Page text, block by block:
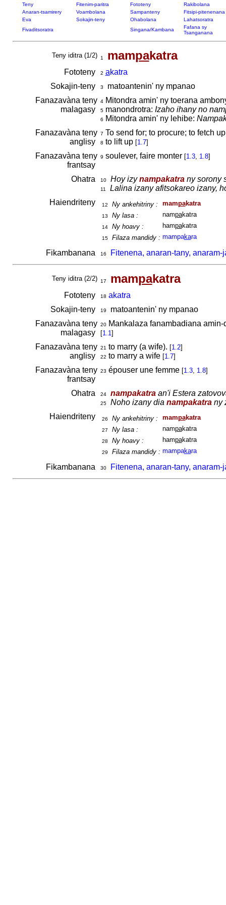
Teny Fitenim-paritra Fototeny
Rakibolana
Anaran-tsamirery
Voambolana Sampanteny
Fitsipi-pitenenana
Eva
Sokajin-teny Ohabolana
Lahatsoratra
Fivaditsoratra
Singana/Kambana
Fafana sy
Tsanganana
Teny iditra (1/2) 1 mampakatra
Fototeny 2 akatra
Sokajin-teny
3
matoantenin' ny mpanao
Fanazavàna teny
malagasy
4Mitondra amin' ny toerana
5manondrotra: Izaho ihany no
6 Mitondra amin' ny lehibe:
Fanazavàna teny
anglisy
7 To send for; to procure; to fetch
8 to lift up [1.7]
Fanazavàna teny
frantsay
9 soulever, faire monter [1.3, 1.8]
Ohatra 10 Hoy izynampakatrany sorony
11
Lalina izany afitsokareo izany,
Haiendriteny
12 Ny ankehitriny : mampakatra
13 Ny lasa : nampakatra
14 Ny hoavy : hampakatra
15 Filaza mandidy : mampakara
Fikambanana 16 Fitenena, anaran-tany,
Teny iditra (2/2) 17 mampakatra
Fototeny 18 akatra
Sokajin-teny
19
matoantenin' ny mpanao
Fanazavàna teny
malagasy
20Mankalaza fanambadiana
[1.1]
Fanazavàna teny
anglisy
21 to marry (a wife). [1.2]
22 to marry a wife [1.7]
Fanazavàna teny
frantsay
23 épouser une femme [1.3, 1.8]
Ohatra 24 nampakatraan'i Estera
25 Noho izany dia nampakatrany
Haiendriteny
26 Ny ankehitriny : mampakatra
27 Ny lasa : nampakatra
28 Ny hoavy : hampakatra
29 Filaza mandidy : mampakara
Fikambanana 30 Fitenena, anaran-tany,